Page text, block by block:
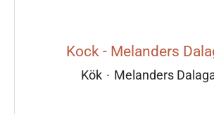
Kock - Melanders
Kök · Melanders